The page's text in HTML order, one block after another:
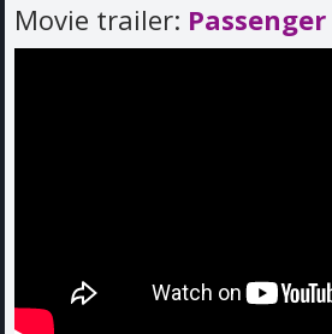
Movie trailer: Passenger